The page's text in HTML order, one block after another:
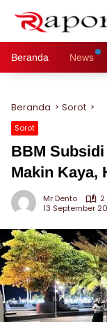
Beranda News
Beranda Sorot
Sorot
BBM
Makin Kaya,
Mr Dento
13 September